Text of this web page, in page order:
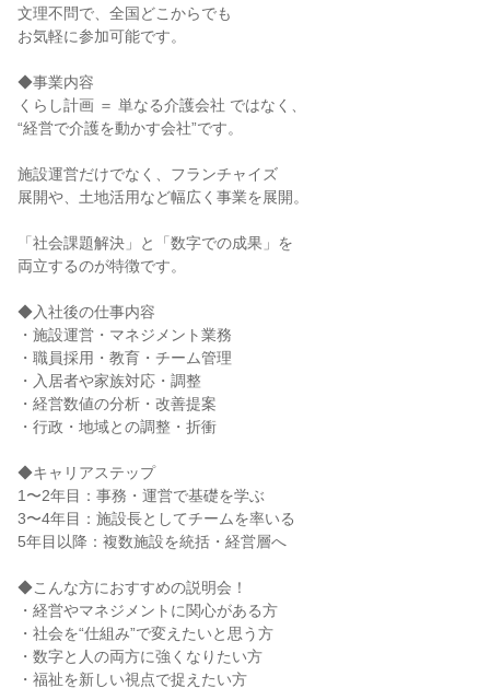
文理不問で、全国どこからでも
お気軽に参加可能です。
◆事業内容
くらし計画 ＝ 単なる介護会社 ではなく、
“経営で介護を動かす会社”です。
施設運営だけでなく、フランチャイズ
展開や、土地活用など幅広く事業を展開。
「社会課題解決」と「数字での成果」を
両立するのが特徴です。
◆入社後の仕事内容
・施設運営・マネジメント業務
・職員採用・教育・チーム管理
・入居者や家族対応・調整
・経営数値の分析・改善提案
・行政・地域との調整・折衝
◆キャリアステップ
1〜2年目：事務・運営で基礎を学ぶ
3〜4年目：施設長としてチームを率いる
5年目以降：複数施設を統括・経営層へ
◆こんな方におすすめの説明会！
・経営やマネジメントに関心がある方
・社会を“仕組み”で変えたいと思う方
・数字と人の両方に強くなりたい方
・福祉を新しい視点で捉えたい方